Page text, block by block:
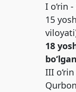
I o‘rin
15
18
III